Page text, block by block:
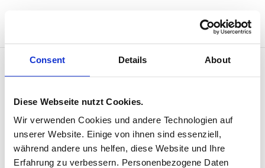
Consent Details About
Diese Webseite nutzt Cookies.
Wir verwenden Cookies und andere Technologien auf
unserer Website. Einige von ihnen sind essenziell,
während andere uns helfen, diese Website und Ihre
Erfahrung zu verbessern. Personenbezogene Daten
August 6 @ 18:30
18:30 — 20:00(1h 30′)
Studio 2